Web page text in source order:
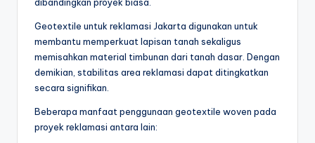
dibandingkan proyek biasa.
Geotextile untuk reklamasi Jakarta digunakan untuk
membantu memperkuat lapisan tanah sekaligus
memisahkan material timbunan dari tanah dasar. Dengan
demikian, stabilitas area reklamasi dapat ditingkatkan
secara signifikan.
Beberapa manfaat penggunaan geotextile woven pada
proyek reklamasi antara lain: